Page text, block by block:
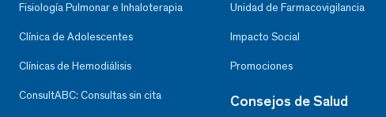
Fisiología Pulmonar e Inhaloterapia
Clínica de Adolescentes
Clínicas de Hemodiálisis
ConsultABC: Consultas sin cita
Unidad de Farmacovigilancia
Impacto Social
Promociones
Consejos de Salud